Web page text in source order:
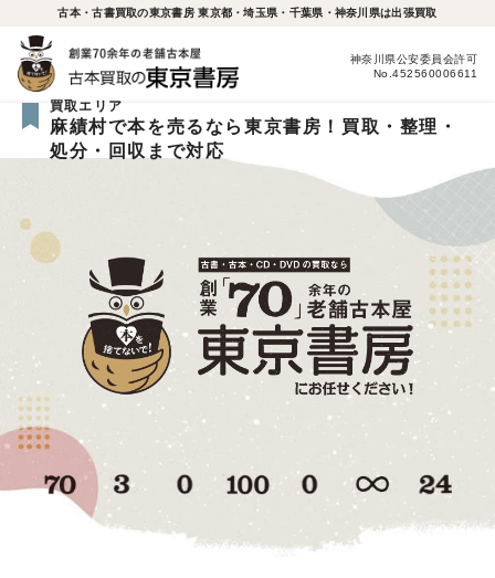
古本・古書買取の東京書房 東京都・埼玉県・千葉県・神奈川県は出張買取
神奈川県公安委員会許可
No.452560006611
買取エリア
麻績村で本を売るなら東京書房！買取・整理・
処分・回収まで対応